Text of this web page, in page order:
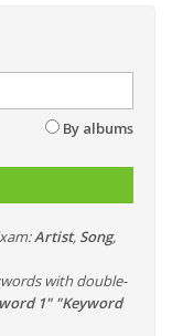
By albums
Artist, Song,
with double-
1" "Keyword